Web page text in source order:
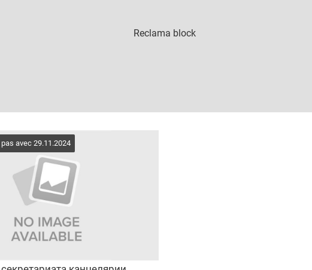
avec 29.11.2024